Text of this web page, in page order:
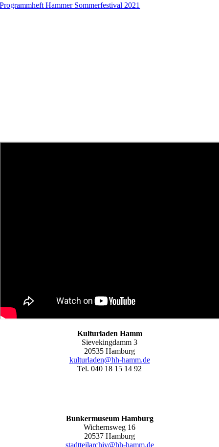
Programmheft Hammer Sommerfestival 2021
Kulturladen Hamm
Sievekingdamm 3
20535 Hamburg
kulturladen@hh-hamm.de
Tel. 040 18 15 14 92
Bunkermuseum Hamburg
Wichernsweg 16
20537 Hamburg
stadtteilarchiv@hh-hamm.de